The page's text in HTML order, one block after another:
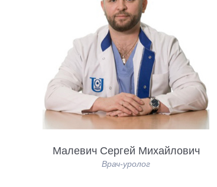
Малевич Сергей Михайлович
Врач-уролог